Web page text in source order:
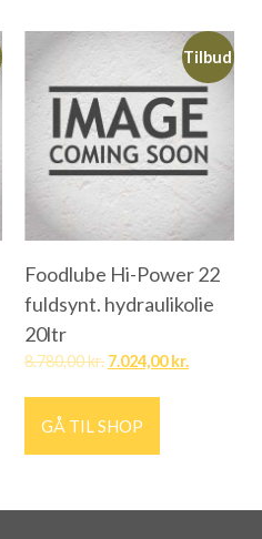
Tilbud
Foodlube Hi-Power 22
fuldsynt. hydraulikolie
20ltr
8.780,00kr. 7.024,00kr.
GÅ TIL SHOP